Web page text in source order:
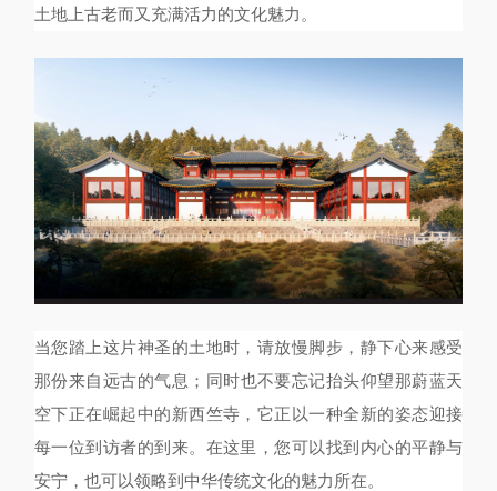
土地上古老而又充满活力的文化魅力。
当您踏上这片神圣的土地时，请放慢脚步，静下心来感受
那份来自远古的气息；同时也不要忘记抬头仰望那蔚蓝天
空下正在崛起中的新西竺寺，它正以一种全新的姿态迎接
每一位到访者的到来。在这里，您可以找到内心的平静与
安宁，也可以领略到中华传统文化的魅力所在。